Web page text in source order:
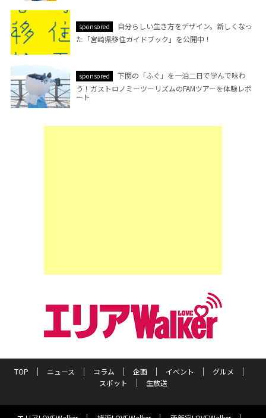
sponsored
自分らしい生き方をデザイン。新しくなっ
た「宮崎県移住ガイドブック」を公開中！
sponsored
下関の「ふぐ」を一泊二日で学んで味わ
う！ガストロノミーツーリズムのFAMツアーを体験レポ
ート
TOP ニュース コラム 企画 イベント
グルメ
スポット
生放送